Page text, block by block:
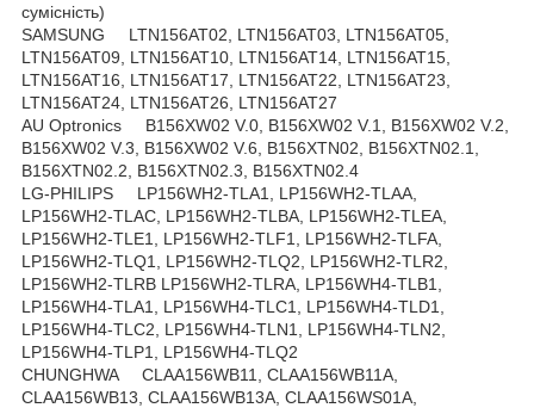
сумісність)
SAMSUNG LTN156AT02, LTN156AT03, LTN156AT05,
LTN156AT09, LTN156AT10, LTN156AT14, LTN156AT15,
LTN156AT16, LTN156AT17, LTN156AT22, LTN156AT23,
LTN156AT24, LTN156AT26, LTN156AT27
AU Optronics B156XW02 V.0, B156XW02 V.1, B156XW02 V.2,
B156XW02 V.3, B156XW02 V.6, B156XTN02, B156XTN02.1,
B156XTN02.2, B156XTN02.3, B156XTN02.4
LG-PHILIPS LP156WH2-TLA1, LP156WH2-TLAA,
LP156WH2-TLAC, LP156WH2-TLBA, LP156WH2-TLEA,
LP156WH2-TLE1, LP156WH2-TLF1, LP156WH2-TLFA,
LP156WH2-TLQ1, LP156WH2-TLQ2, LP156WH2-TLR2,
LP156WH2-TLRB LP156WH2-TLRA, LP156WH4-TLB1,
LP156WH4-TLA1, LP156WH4-TLC1, LP156WH4-TLD1,
LP156WH4-TLC2, LP156WH4-TLN1, LP156WH4-TLN2,
LP156WH4-TLP1, LP156WH4-TLQ2
CHUNGHWA CLAA156WB11, CLAA156WB11A,
CLAA156WB13, CLAA156WB13A, CLAA156WS01A,